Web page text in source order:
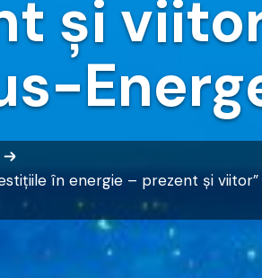
și
în energie – prezent și